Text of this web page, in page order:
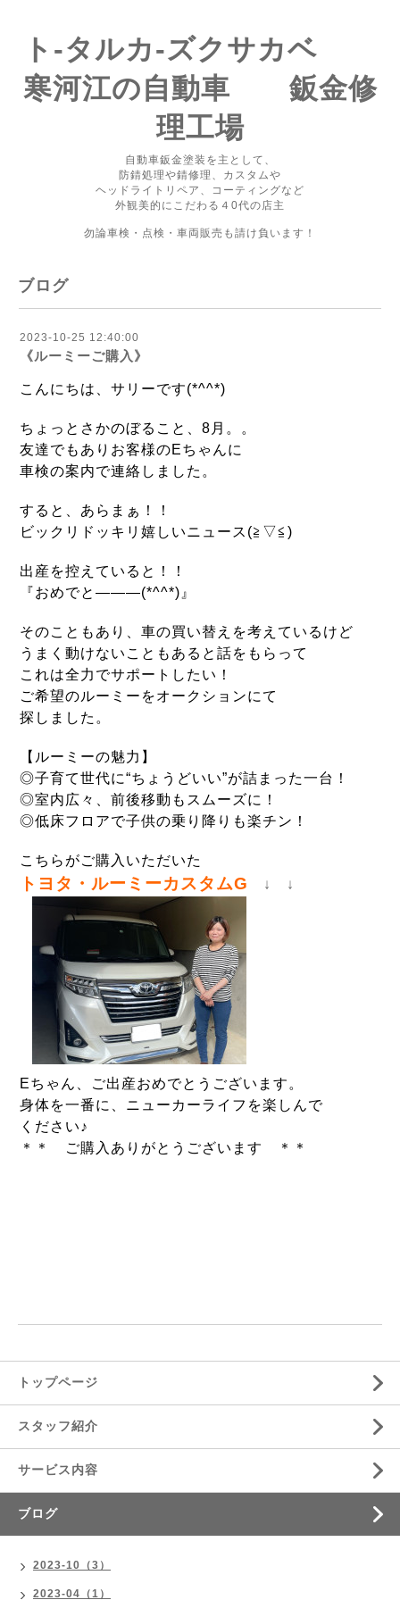
ト-タルカ-ズクサカベ
寒河江の自動車 鈑金修
理工場
自動車鈑金塗装を主として、
防錆処理や錆修理、カスタムや
ヘッドライトリペア、コーティングなど
外観美的にこだわる４0代の店主
勿論車検・点検・車両販売も請け負います！
ブログ
2023-10-25 12:40:00
《ルーミーご購入》
こんにちは、サリーです(*^^*)
ちょっとさかのぼること、8月。
。
友達でもありお客様のEちゃんに
車検の案内で連絡しました。
すると、あらまぁ！！
ビックリ ドッキリ嬉しいニュース(≧▽≦)
出産を控えていると！！
『おめでと―――(*^^*)』
そのこともあり、車の買い替えを考えているけど
うまく動けないこともあると話をもらって
これは全力でサポート したい！
ご希望のルーミーをオークションにて
探しました。
【ルーミーの魅力】
◎子育て世代に“ちょうどいい”が詰まった一台！
◎室内広々、前後移動もスムーズに！
◎低床フロアで子供の乗り降りも楽チン！
こちらがご購入いただいた
トヨタ・ルーミーカスタムG ↓ ↓
Eちゃん、ご出産おめでとうございます。
身体を一番に、ニューカーライフを楽しんで
ください♪
＊＊ ご購入ありがとうございます ＊＊
トップページ
スタッフ紹介
サービス内容
ブログ
2023-10（3）
2023-04（1）